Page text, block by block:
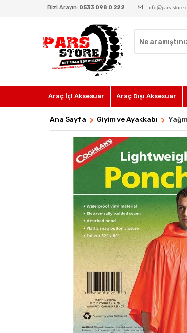
Bizi Arayın: 0533 098 0 222 info@pars-
Araç İçi Aksesuar Araç Dışı Aksesuar
Ana Sayfa Giyim ve Ayakkabı